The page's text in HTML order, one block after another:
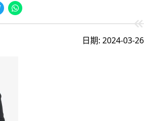
日期: 2024-03-26